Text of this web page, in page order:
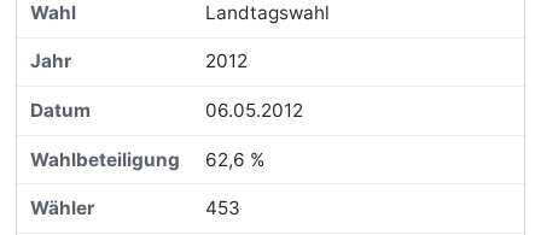
Landtagswahl
2012
06.05.2012
62,6 %
453